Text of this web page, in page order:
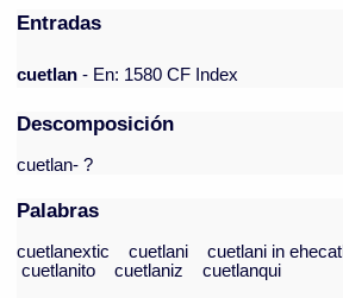
Entradas
cuetlan- En: 1580 CF Index
Descomposición
cuetlan- ?
Palabras
cuetlanextic cuetlani cuetlani in ehecatl
cuetlanito
cuetlaniz
cuetlanqui